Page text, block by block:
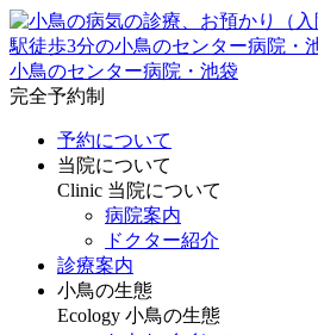
小鳥のセンター病院・池袋
完全予約制
予約について
当院について
Clinic 当院について
病院案内
ドクター紹介
診療案内
小鳥の生態
Ecology 小鳥の生態